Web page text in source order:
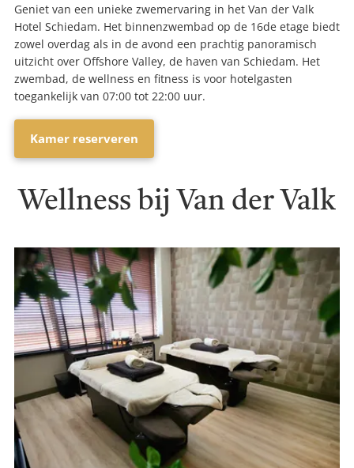
Geniet van een unieke zwemervaring in het Van der Valk
Hotel Schiedam. Het binnenzwembad op de 16de etage biedt
zowel overdag als in de avond een prachtig panoramisch
uitzicht over Offshore Valley, de haven van Schiedam. Het
zwembad, de wellness en fitness is voor hotelgasten
toegankelijk van 07:00 tot 22:00 uur.
Kamer reserveren
Wellness bij Van der Valk